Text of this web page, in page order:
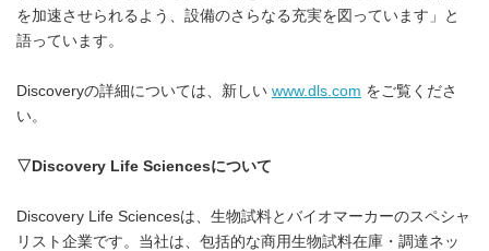
を加速させられるよう、設備のさらなる充実を図っています」と
語っています。
Discoveryの詳細については、新しい www.dls.com をご覧くださ
い。
▽ Discovery Life Sciencesについて
Discovery Life Sciencesは、生物試料とバイオマーカーのスペシャ
リスト企業です。当社は、包括的な商用生物試料在庫・調達ネッ